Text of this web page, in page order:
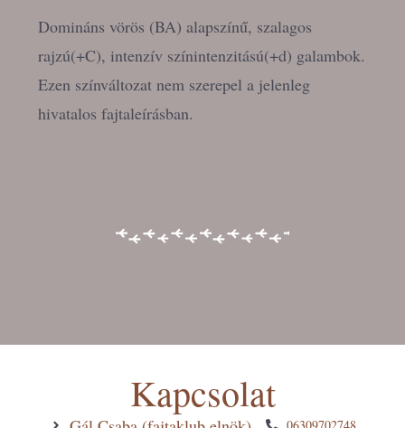
Domináns vörös (BA) alapszínű, szalagos
rajzú(+C), intenzív színintenzitású(+d) galambok.
Ezen színváltozat nem szerepel a jelenleg
hivatalos fajtaleírásban.
Kapcsolat